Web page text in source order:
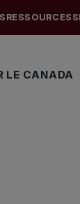
LE CANADA
RESSOURCES